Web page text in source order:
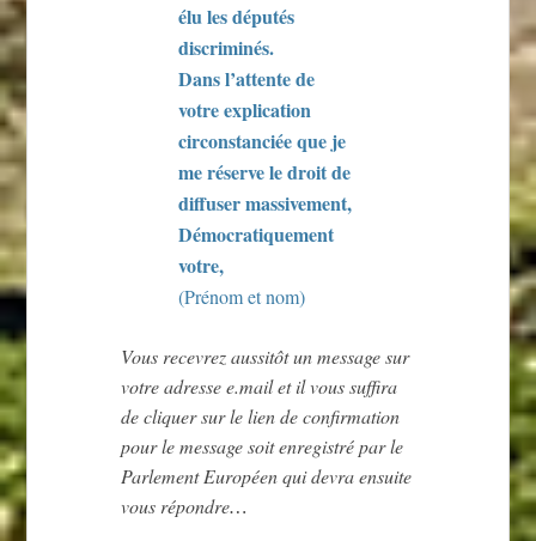
élu les députés
discriminés.
Dans l’attente de
votre explication
circonstanciée que je
me réserve le droit de
diffuser massivement,
Démocratiquement
votre,
(Prénom et nom)
Vous recevrez aussitôt un message sur
votre adresse e.mail et il vous suffira
de cliquer sur le lien de confirmation
pour le message soit enregistré par le
Parlement Européen qui devra ensuite
vous répondre…